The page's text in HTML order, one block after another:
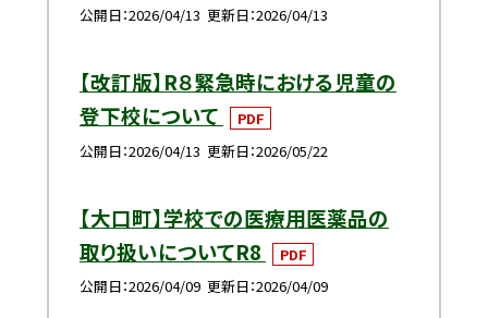
公開日 2026/04/13 更新日 2026/04/13
【改訂版】R８緊急時における児童の
登下校について
PDF
公開日 2026/04/13 更新日 2026/05/22
【大口町】学校での医療用医薬品の
取り扱いについてR8
PDF
公開日 2026/04/09 更新日 2026/04/09